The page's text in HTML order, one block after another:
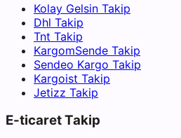
Kolay Gelsin Takip
Dhl Takip
Tnt Takip
KargomSende Takip
Sendeo Kargo Takip
Kargoist Takip
Jetizz Takip
E-ticaret Takip